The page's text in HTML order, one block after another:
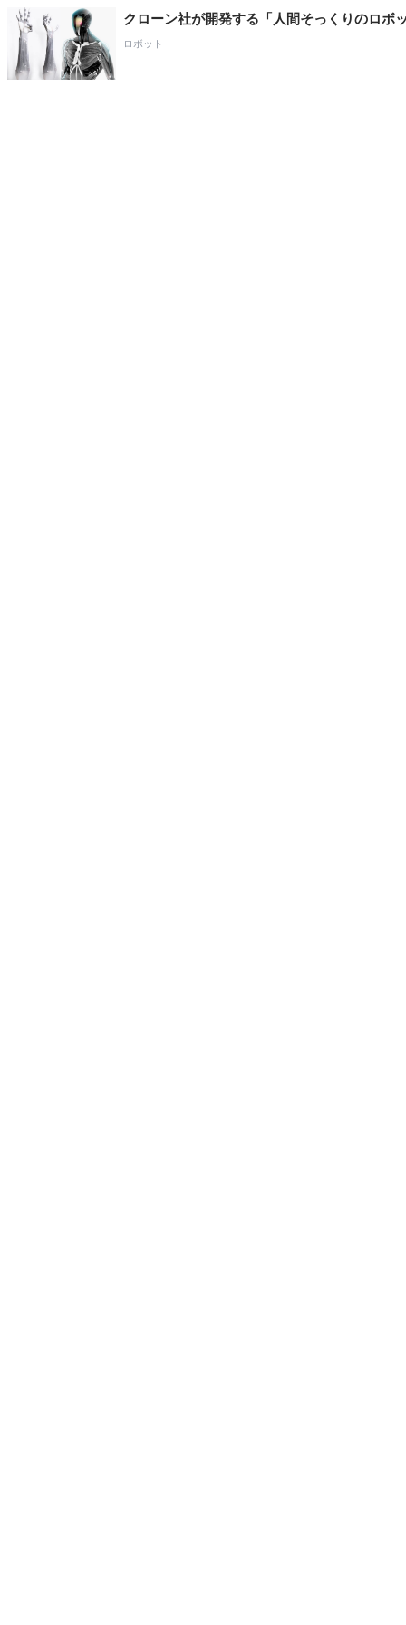
クローン社が開発する「人間そっくりのロボ
ロボット